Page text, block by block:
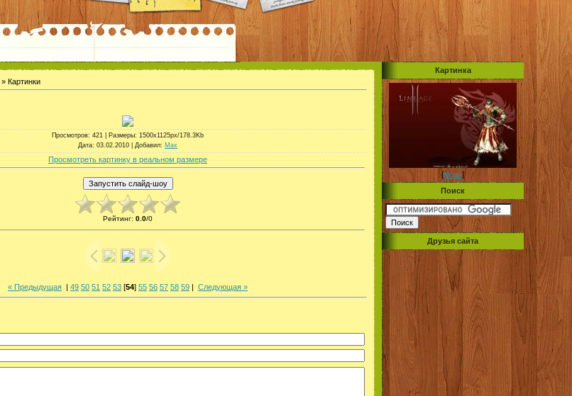
» Картинки
Просмотров: 421 | Размеры: 1500x1125px/178.3Kb
Дата: 03.02.2010 | Добавил: Max
Просмотреть картинку в реальном размере
Рейтинг: 0.0/0
« Предыдущая | 49 50 51 52 53 [54] 55 56 57 58 59 | Следующая »
Картинка
[Игры]
Поиск
Друзья сайта